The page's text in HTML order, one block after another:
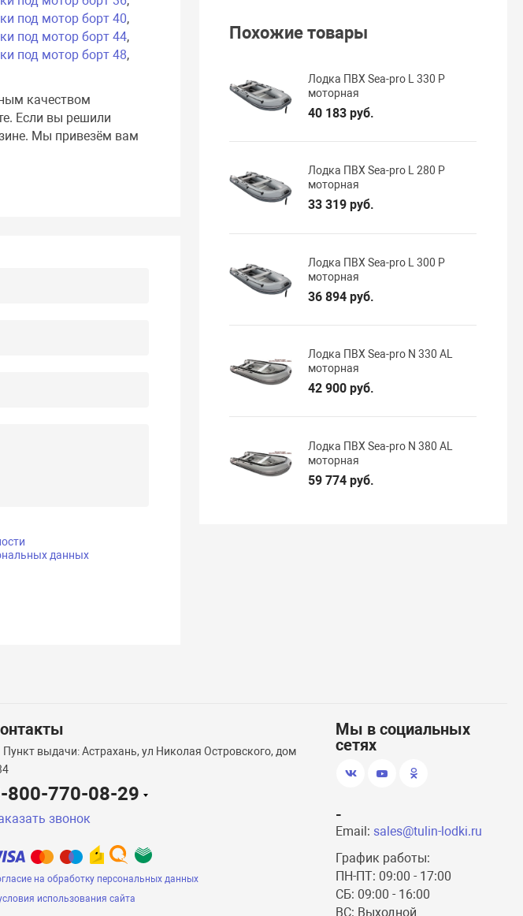
под мотор борт 40,
под мотор борт 44,
под мотор борт 48,
качеством
Если вы решили
Мы привезём вам
данных
Похожие товары
Лодка ПВХ Sea-pro L 330 P
моторная
40 183 руб.
Лодка ПВХ Sea-pro L 280 P
моторная
33 319 руб.
Лодка ПВХ Sea-pro L 300 P
моторная
36 894 руб.
Лодка ПВХ Sea-pro N 330 AL
моторная
42 900 руб.
Лодка ПВХ Sea-pro N 380 AL
моторная
59 774 руб.
Пункт выдачи: Астрахань, ул Николая Островского, дом
800-770-08-29
звонок
на обработку персональных данных
использования сайта
Мы в социальных
сетях
-
Email: sales@tulin-lodki.ru
График работы:
ПН-ПТ: 09:00 - 17:00
СБ: 09:00 - 16:00
ВС: Выходной